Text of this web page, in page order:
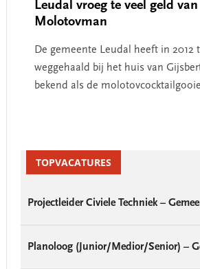
Leudal vroeg te veel geld van
Molotovman
De gemeente Leudal heeft in 2012
weggehaald bij het huis van
bekend als de
SidebarTOPVACATURES
Projectleider Civiele Techniek –
Planoloog (Junior/Medior/Senior) –